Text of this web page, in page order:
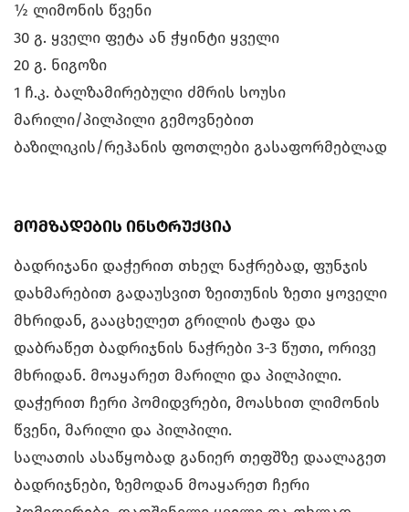
½ ლიმონის წვენი
30 გ. ყველი ფეტა ან ჭყინტი ყველი
20 გ. ნიგოზი
1 ჩ.კ. ბალზამირებული ძმრის სოუსი
მარილი/პილპილი გემოვნებით
ბაზილიკის/რეჰანის ფოთლები გასაფორმებლად
მომზადების ინსტრუქცია
ბადრიჯანი დაჭერით თხელ ნაჭრებად, ფუნჯის
დახმარებით გადაუსვით ზეითუნის ზეთი ყოველი
მხრიდან, გააცხელეთ გრილის ტაფა და
დაბრაწეთ ბადრიჯნის ნაჭრები 3-3 წუთი, ორივე
მხრიდან. მოაყარეთ მარილი და პილპილი.
დაჭერით ჩერი პომიდვრები, მოასხით ლიმონის
წვენი, მარილი და პილპილი.
სალათის ასაწყობად განიერ თეფშზე დაალაგეთ
ბადრიჯნები, ზემოდან მოაყარეთ ჩერი